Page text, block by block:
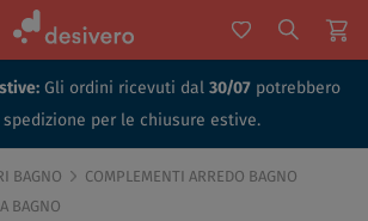
Gli ordini ricevuti dal 30/07 potrebbero
per le chiusure estive.
BAGNO
COMPLEMENTI ARREDO BAGNO
BAGNO